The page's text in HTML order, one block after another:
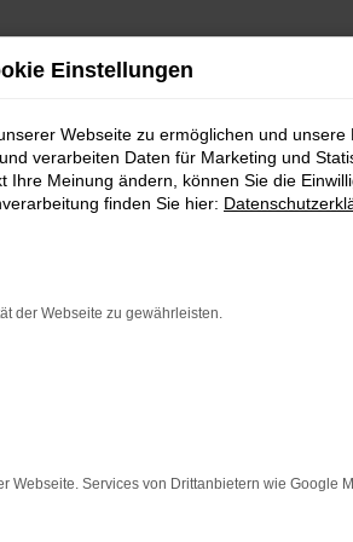
Grund. Ob für Fahrten in
Qualität steht in jeder
VW Sharan Gebrauchtwagen für
Steinböhmer kommt hinzu, dass
können:
Einstellungen
Webseite zu ermöglichen und unsere
verarbeiten Daten für Marketing und
Meinung ändern, können Sie die
finden Sie hier:
der Webseite zu gewährleisten.
Webseite. Services von Drittanbietern wie Google